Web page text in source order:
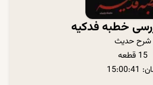
خطبه فدکیه
شرح حدیث
15 قطعه